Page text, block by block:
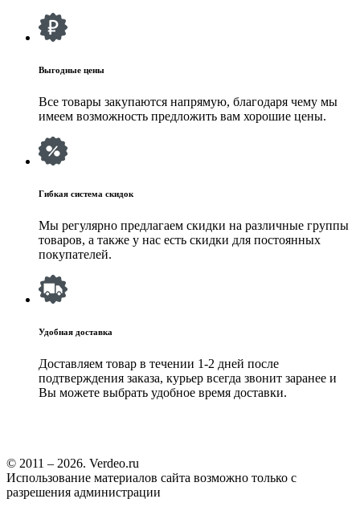
Выгодные цены
Все товары закупаются напрямую, благодаря чему мы
имеем возможность предложить вам хорошие цены.
Гибкая система скидок
Мы регулярно предлагаем скидки на различные группы
товаров, а также у нас есть скидки для постоянных
покупателей.
Удобная доставка
Доставляем товар в течении 1-2 дней после
подтверждения заказа, курьер всегда звонит заранее и
Вы можете выбрать удобное время доставки.
© 2011 – 2026. Verdeo.ru
Использование материалов сайта возможно только с
разрешения администрации